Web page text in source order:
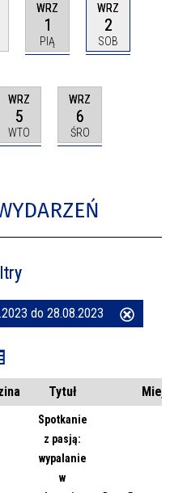
WRZ
1
PIĄ
WRZ
2
SOB
WRZ
5
WTO
WRZ
6
ŚRO
do 28.08.2023
Tytuł
Spotkanie
z pasją:
wypalanie
w